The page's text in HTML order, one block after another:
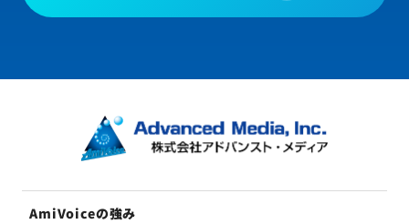
AmiVoiceの強み